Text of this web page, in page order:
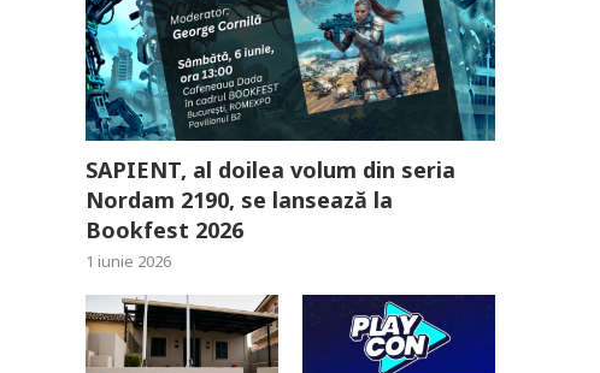
SAPIENT, al doilea volum din seria
Nordam 2190, se lansează la
Bookfest 2026
1 iunie 2026